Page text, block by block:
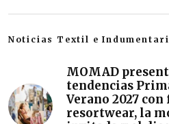
Noticias Textil e
MOMAD
tendencias
Verano 2027 con
resortwear, la